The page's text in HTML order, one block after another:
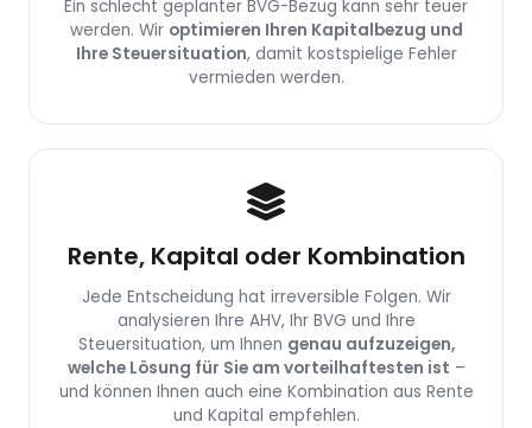
Ein schlecht geplanter BVG-Bezug kann sehr teuer
werden. Wir optimieren Ihren Kapitalbezug und
Ihre Steuersituation, damit kostspielige Fehler
vermieden werden.
Rente, Kapital oder Kombination
Jede Entscheidung hat irreversible Folgen. Wir
analysieren Ihre AHV, Ihr BVG und Ihre
Steuersituation, um Ihnen genau aufzuzeigen,
welche Lösung für Sie am vorteilhaftesten ist –
und können Ihnen auch eine Kombination aus Rente
und Kapital empfehlen.